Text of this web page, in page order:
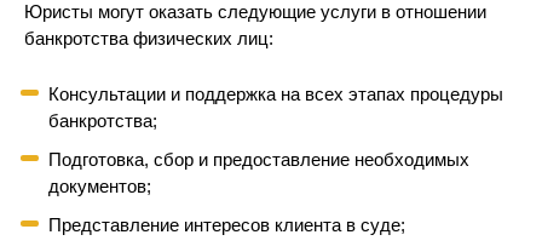
Юристы могут оказать следующие услуги в отношении
банкротства физических лиц:
Консультации и поддержка на всех этапах процедуры
банкротства;
Подготовка, сбор и предоставление необходимых
документов;
Представление интересов клиента в суде;